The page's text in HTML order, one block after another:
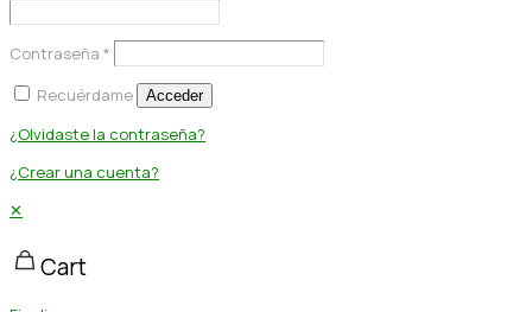
Contraseña *
Recuérdame
Acceder
¿Olvidaste la contraseña?
¿Crear una cuenta?
✕
Cart